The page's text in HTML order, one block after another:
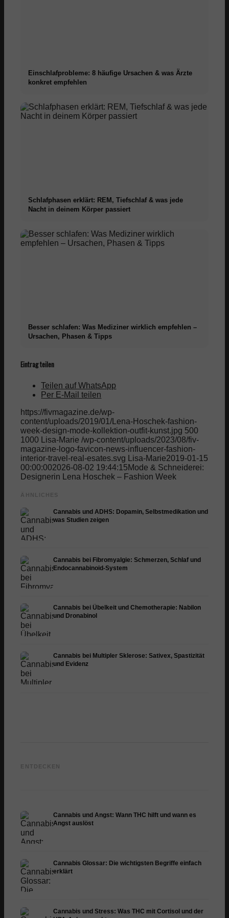
Einschlafprobleme: 8 häufige Ursachen & was Ärzte
konkret empfehlen
Schlafphasen erklärt: REM, Tiefschlaf & was jede
Nacht in deinem Körper passiert
Besser schlafen: Was Mediziner wirklich empfehlen –
Ursachen, Phasen & Tipps
Eintrag teilen
Teilen auf WhatsApp
Per E-Mail teilen
https://fivmagazine.de/wp-
content/uploads/2019/01/Lena-Hoschek-fashion-
week-design-mode-kollektion-outfit-kunst.jpg 500
1000
Lisa-Marie /wp-content/uploads/2023/08/fiv-
magazine-logo-favicon-news-influencer-fashion-
interior-travel-real-esates.svg
Lisa-Marie2019-01-15
00:00:002026-08-02 19:44:15Mode & Schneiderei:
Designerin Lena Hoschek – Fashion Week
ÄHNLICHES
Cannabis und ADHS: Dopamin, Selbstmedikation und
was Studien zeigen
Cannabis bei Fibromyalgie: Schmerzen, Schlaf und
Endocannabinoid-System
Cannabis bei Übelkeit und Chemotherapie: Nabilon
und Dronabinol
Cannabis bei Multipler Sklerose: Sativex, Spastizität
und Evidenz
ENTDECKEN
Stand der Forschung
Cannabis und Angst: Wann THC hilft und wann es
Angst auslöst
Cannabis Glossar: Die wichtigsten Begriffe einfach
erklärt
Cannabis und Stress: Was THC mit Cortisol und der